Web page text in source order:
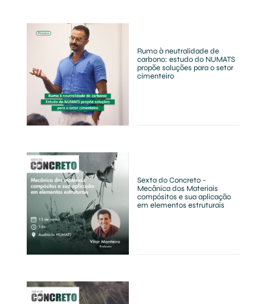
Rumo à neutralidade de
carbono: estudo do NUMATS
propõe soluções para o setor
cimenteiro
Sexta do Concreto -
Mecânica dos Materiais
compósitos e sua aplicação
em elementos estruturais